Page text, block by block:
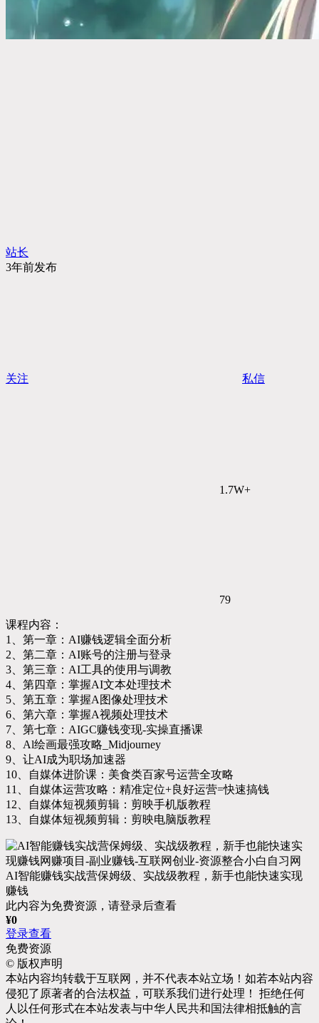
站长
3年前发布
关注 私信
1.7W+
79
课程内容：
1、第一章：AI赚钱逻辑全面分析
2、第二章：AI账号的注册与登录
3、第三章：AI工具的使用与调教
4、第四章：掌握AI文本处理技术
5、第五章：掌握A图像处理技术
6、第六章：掌握A视频处理技术
7、第七章：AIGC赚钱变现-实操直播课
8、Al绘画最强攻略_Midjourney
9、让AI成为职场加速器
10、自媒体进阶课：美食类百家号运营全攻略
11、自媒体运营攻略：精准定位+良好运营=快速搞钱
12、自媒体短视频剪辑：剪映手机版教程
13、自媒体短视频剪辑：剪映电脑版教程
AI智能赚钱实战营保姆级、实战级教程，新手也能快速实现
赚钱
此内容为免费资源，请登录后查看
¥0
登录查看
免费资源
© 版权声明
本站内容均转载于互联网，并不代表本站立场！如若本站内容
侵犯了原著者的合法权益，可联系我们进行处理！ 拒绝任何
人以任何形式在本站发表与中华人民共和国法律相抵触的言